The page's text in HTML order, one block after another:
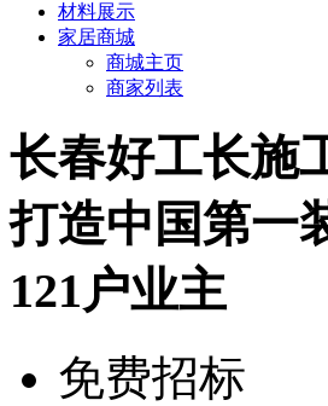
材料展示
家居商城
商城主页
商家列表
长春好工长施
打造中国第一
121户业主
免费招标